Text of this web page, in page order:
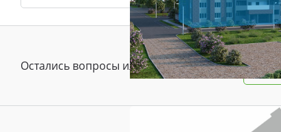
Остались вопросы или предложения?